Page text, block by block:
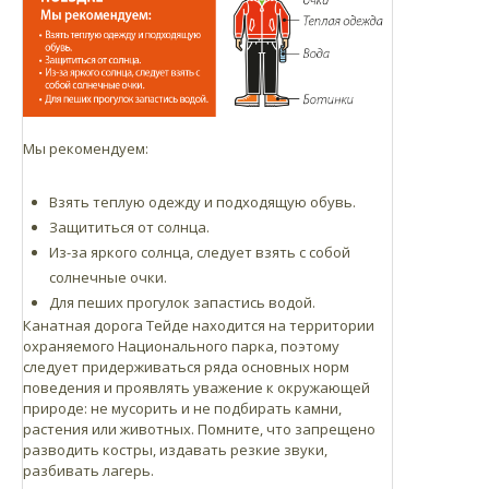
Мы рекомендуем:
Взять теплую одежду и подходящую обувь.
Защититься от солнца.
Из-за яркого солнца, следует взять с собой
солнечные очки.
Для пеших прогулок запастись водой.
Канатная дорога Тейде находится на территории
охраняемого Национального парка, поэтому
следует придерживаться ряда основных норм
поведения и проявлять уважение к окружающей
природе: не мусорить и не подбирать камни,
растения или животных. Помните, что запрещено
разводить костры, издавать резкие звуки,
разбивать лагерь.